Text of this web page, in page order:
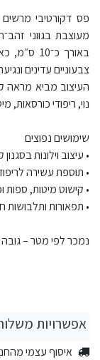
פס דקורטיבי
מעוצבת בגווני
באורך
צבעוניים עדינים
העיצוב מביא מראה
נוי, ריפודי כורסאות,
שימושים נפוצים
• עיצוב וילונות
• תוספת עשירה
• קישוט מיטות, ספות
• תפאורות ותלבושות
נמכר לפי מטר – גובה
אפשרויות
איסוף עצמי מהחנות